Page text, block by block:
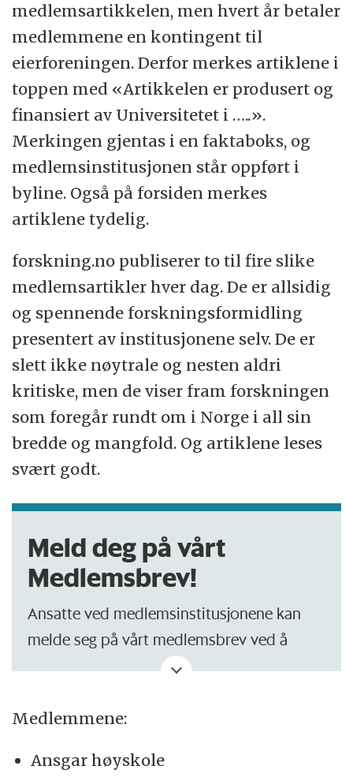
medlemsartikkelen, men hvert år betaler
medlemmene en kontingent til
eierforeningen. Derfor merkes artiklene i
toppen med «Artikkelen er produsert og
finansiert av Universitetet i …..».
Merkingen gjentas i en faktaboks, og
medlemsinstitusjonen står oppført i
byline. Også på forsiden merkes
artiklene tydelig.
forskning.no publiserer to til fire slike
medlemsartikler hver dag. De er allsidig
og spennende forskningsformidling
presentert av institusjonene selv. De er
slett ikke nøytrale og nesten aldri
kritiske, men de viser fram forskningen
som foregår rundt om i Norge i all sin
bredde og mangfold. Og artiklene leses
svært godt.
Meld deg på vårt
Medlemsbrev!
Ansatte ved medlemsinstitusjonene kan
melde seg på vårt medlemsbrev ved å
sende en e-post om dette
cirka hver 14. dag med nyttig informasjon
triks.
Medlemmene:
Ansgar høyskole